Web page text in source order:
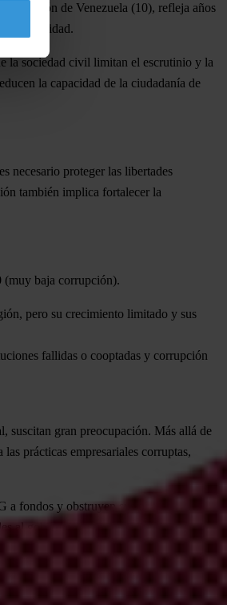
de Venezuela (10), refleja años
y electricidad.
la sociedad civil limitan el escrutinio y la
la capacidad de la ciudadanía de
necesario proteger las libertades
también implica fortalecer la
(muy baja corrupción).
pero su crecimiento limitado y sus
fallidas o cooptadas y corrupción
suscitan gran preocupación. Más allá de
prácticas empresariales corruptas,
fondos y obstruyen sus operaciones,
al gobierno.
IPC 2025: